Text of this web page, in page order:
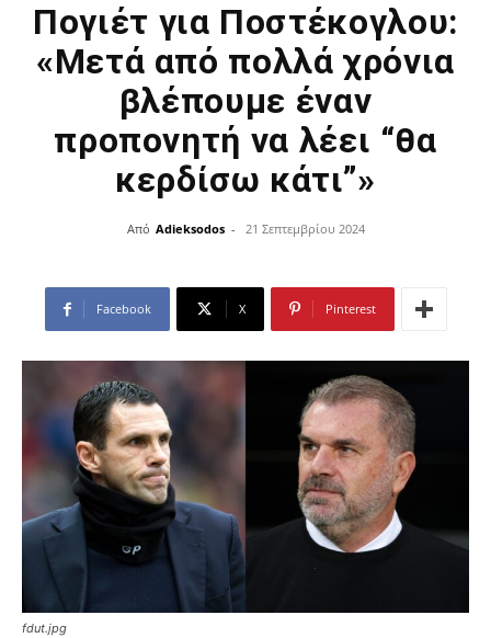
Πογιέτ για Ποστέκογλου:
«Μετά από πολλά χρόνια
βλέπουμε έναν
προπονητή να λέει “θα
κερδίσω κάτι”»
Από Adieksodos - 21 Σεπτεμβρίου 2024
Facebook X Pinterest
fdut.jpg